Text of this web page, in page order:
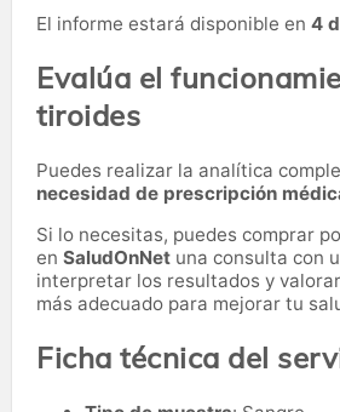
El informe estará disponible en 4
Evalúa el
tiroides
Puedes realizar la analítica
necesidad de prescripción
Si lo necesitas, puedes comprar
en SaludOnNet una consulta con
interpretar los resultados y
más adecuado para mejorar tu
Ficha técnica del